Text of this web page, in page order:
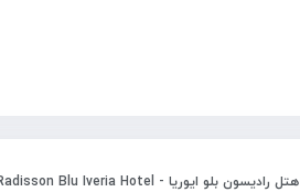
هتل رادیسون بلو ایوریا - Radisson Blu Iveria Hotel